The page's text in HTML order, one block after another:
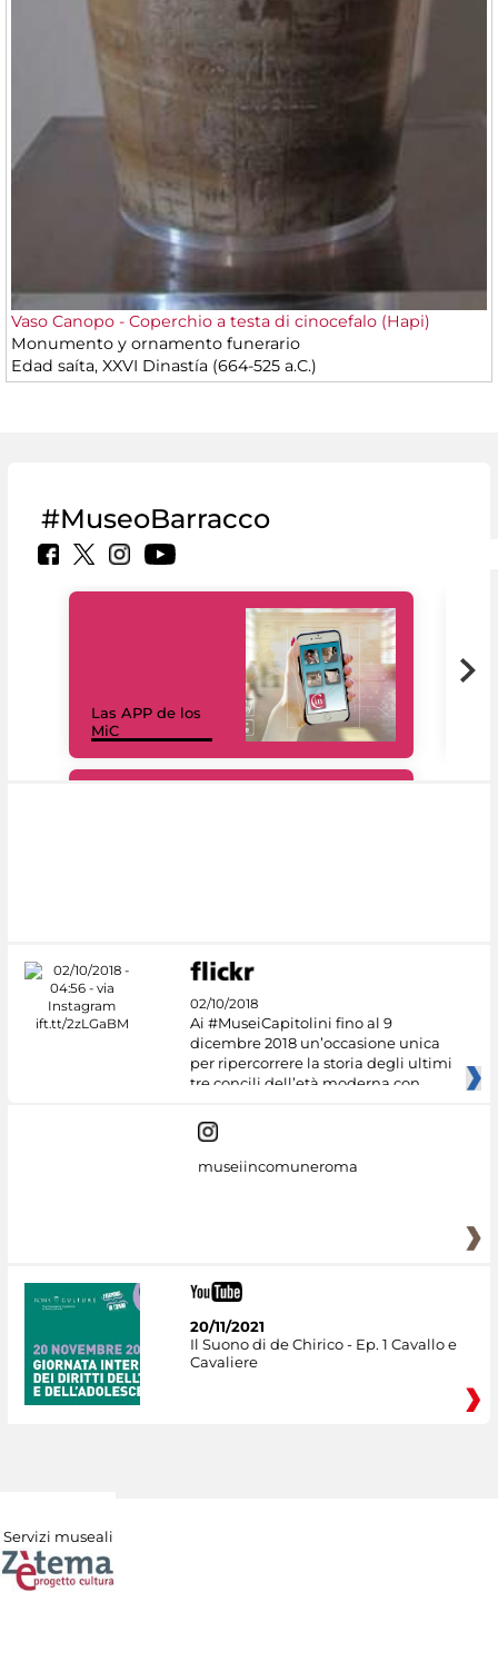
Vaso Canopo - Coperchio a testa di cinocefalo (Hapi)
Monumento y ornamento funerario
Edad saíta, XXVI Dinastía (664-525 a.C.)
#MuseoBarracco
Las APP de los
MiC
02/10/2018
Ai #MuseiCapitolini fino al 9
dicembre 2018 un’occasione unica
per ripercorrere la storia degli ultimi
tre concili dell’età moderna con
museiincomuneroma
20/11/2021
Il Suono di de Chirico - Ep. 1 Cavallo e
Cavaliere
Servizi museali